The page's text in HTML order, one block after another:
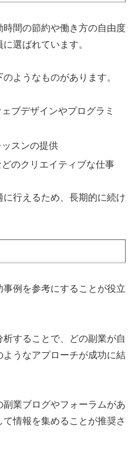
間の節約や働き方の自由度
選ばれています。
ようなものがあります。
ブデザインやプログラミ
スンの提供
のクリエイティブな仕事
行えるため、長期的に続け
例を参考にすることが役立
することで、どの副業が自
うなアプローチが成功に結
業ブログやフォーラムがあ
情報を集めることが推奨さ